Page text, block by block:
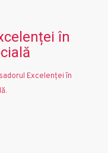
în
Excelenţei în